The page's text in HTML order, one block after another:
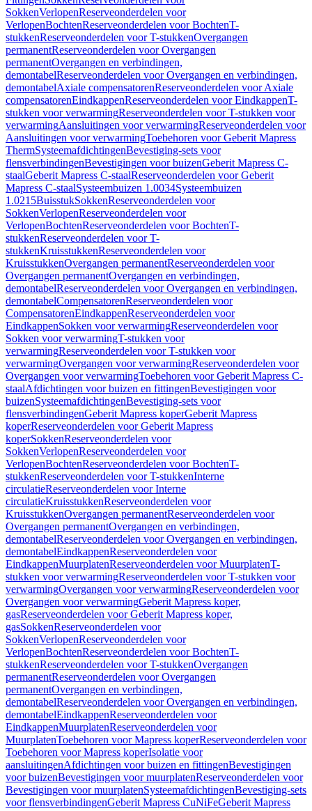
SokkenVerlopenReserveonderdelen voor
VerlopenBochtenReserveonderdelen voor BochtenT-
stukkenReserveonderdelen voor T-stukkenOvergangen
permanentReserveonderdelen voor Overgangen
permanentOvergangen en verbindingen,
demontabelReserveonderdelen voor Overgangen en verbindingen,
demontabelAxiale compensatorenReserveonderdelen voor Axiale
compensatorenEindkappenReserveonderdelen voor EindkappenT-
stukken voor verwarmingReserveonderdelen voor T-stukken voor
verwarmingAansluitingen voor verwarmingReserveonderdelen voor
Aansluitingen voor verwarmingToebehoren voor Geberit Mapress
ThermSysteemafdichtingenBevestiging-sets voor
flensverbindingenBevestigingen voor buizenGeberit Mapress C-
staalGeberit Mapress C-staalReserveonderdelen voor Geberit
Mapress C-staalSysteembuizen 1.0034Systeembuizen
1.0215BuisstukSokkenReserveonderdelen voor
SokkenVerlopenReserveonderdelen voor
VerlopenBochtenReserveonderdelen voor BochtenT-
stukkenReserveonderdelen voor T-
stukkenKruisstukkenReserveonderdelen voor
KruisstukkenOvergangen permanentReserveonderdelen voor
Overgangen permanentOvergangen en verbindingen,
demontabelReserveonderdelen voor Overgangen en verbindingen,
demontabelCompensatorenReserveonderdelen voor
CompensatorenEindkappenReserveonderdelen voor
EindkappenSokken voor verwarmingReserveonderdelen voor
Sokken voor verwarmingT-stukken voor
verwarmingReserveonderdelen voor T-stukken voor
verwarmingOvergangen voor verwarmingReserveonderdelen voor
Overgangen voor verwarmingToebehoren voor Geberit Mapress C-
staalAfdichtingen voor buizen en fittingenBevestigingen voor
buizenSysteemafdichtingenBevestiging-sets voor
flensverbindingenGeberit Mapress koperGeberit Mapress
koperReserveonderdelen voor Geberit Mapress
koperSokkenReserveonderdelen voor
SokkenVerlopenReserveonderdelen voor
VerlopenBochtenReserveonderdelen voor BochtenT-
stukkenReserveonderdelen voor T-stukkenInterne
circulatieReserveonderdelen voor Interne
circulatieKruisstukkenReserveonderdelen voor
KruisstukkenOvergangen permanentReserveonderdelen voor
Overgangen permanentOvergangen en verbindingen,
demontabelReserveonderdelen voor Overgangen en verbindingen,
demontabelEindkappenReserveonderdelen voor
EindkappenMuurplatenReserveonderdelen voor MuurplatenT-
stukken voor verwarmingReserveonderdelen voor T-stukken voor
verwarmingOvergangen voor verwarmingReserveonderdelen voor
Overgangen voor verwarmingGeberit Mapress koper,
gasReserveonderdelen voor Geberit Mapress koper,
gasSokkenReserveonderdelen voor
SokkenVerlopenReserveonderdelen voor
VerlopenBochtenReserveonderdelen voor BochtenT-
stukkenReserveonderdelen voor T-stukkenOvergangen
permanentReserveonderdelen voor Overgangen
permanentOvergangen en verbindingen,
demontabelReserveonderdelen voor Overgangen en verbindingen,
demontabelEindkappenReserveonderdelen voor
EindkappenMuurplatenReserveonderdelen voor
MuurplatenToebehoren voor Mapress koperReserveonderdelen voor
Toebehoren voor Mapress koperIsolatie voor
aansluitingenAfdichtingen voor buizen en fittingenBevestigingen
voor buizenBevestigingen voor muurplatenReserveonderdelen voor
Bevestigingen voor muurplatenSysteemafdichtingenBevestiging-sets
voor flensverbindingenGeberit Mapress CuNiFeGeberit Mapress